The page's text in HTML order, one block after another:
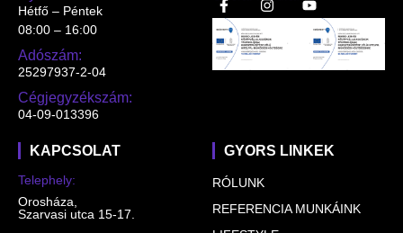
Hétfő – Péntek
08:00 – 16:00
Adószám:
25297937-2-04
Cégjegyzékszám:
04-09-013396
GYORS LINKEK
RÓLUNK
REFERENCIA MUNKÁINK
KAPCSOLAT
Telephely:
Orosháza,
Szarvasi utca 15-17.